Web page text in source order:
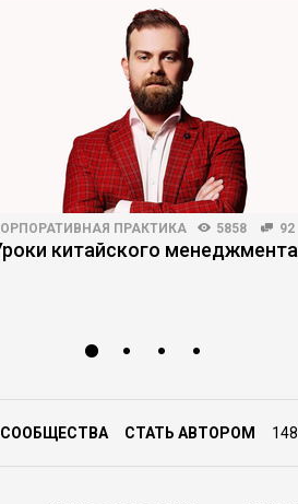
ПРАКТИКА 5858 92
китайского менеджмента
СТАТЬ АВТОРОМ